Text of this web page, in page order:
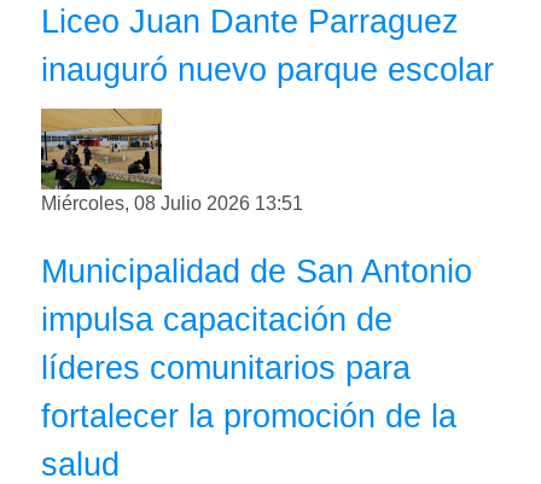
Liceo Juan Dante Parraguez
inauguró nuevo parque escolar
Miércoles, 08 Julio 2026 13:51
Municipalidad de San Antonio
impulsa capacitación de
líderes comunitarios para
fortalecer la promoción de la
salud